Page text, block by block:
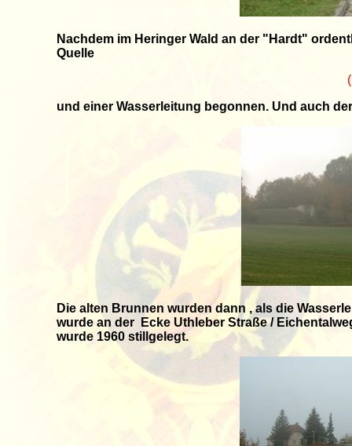
Nachdem im Heringer Wald an der "Hardt"
Quelle
und einer Wasserleitung begonnen. Und auch
Die alten Brunnen wurden dann , als die
wurde an der Ecke Uthleber Straße /
wurde 1960 stillgelegt.